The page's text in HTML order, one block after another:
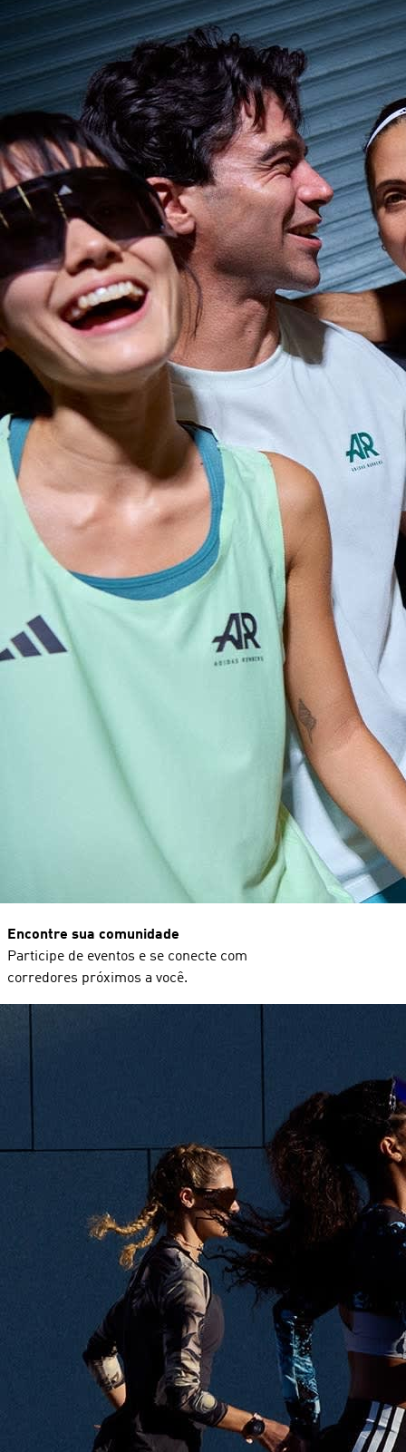
Encontre sua comunidade
Participe de eventos e se conecte com
corredores próximos a você.